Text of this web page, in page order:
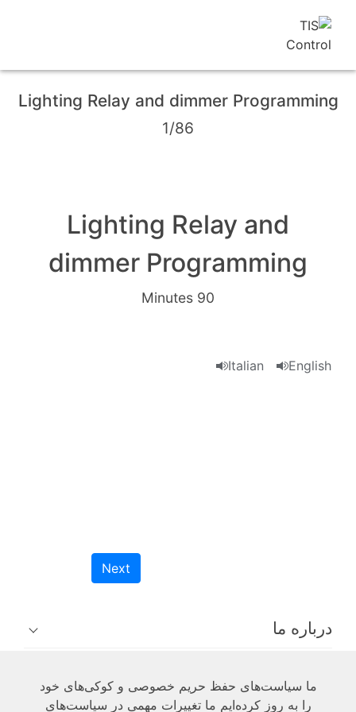
Lighting Relay and dimmer Programming
1/86
Lighting Relay and
dimmer Programming
90 Minutes
English
Italian
Next
درباره ما
ما سیاست‌های حفظ حریم خصوصی و کوکی‌های خود
را به روز کرده‌ایم ما تغییرات مهمی در سیاست‌های